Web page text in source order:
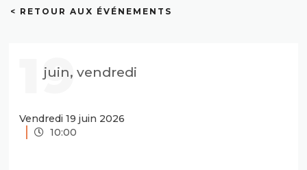
< RETOUR AUX ÉVÉNEMENTS
19
juin, vendredi
Vendredi 19 juin 2026
10:00